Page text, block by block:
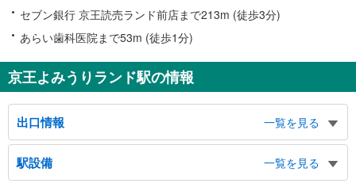
セブン銀行 京王読売ランド前店まで213m (徒歩3分)
あらい歯科医院まで53m (徒歩1分)
京王よみうりランド駅の情報
出口情報
一覧を見る
出口
よみうりランド、矢野口方面、第二文化センター、バスのりば、タクシーのり
ば
駅設備
一覧を見る